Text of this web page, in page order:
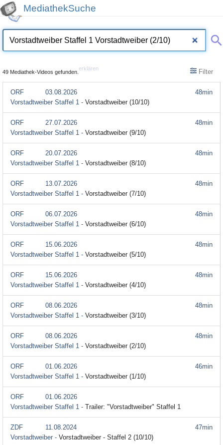
MediathekSuche
49 Mediathek-Videos gefunden.
erklären Filter
48min
ORF
03.08.2026
Vorstadtweiber Staffel 1 - Vorstadtweiber (10/10)
48min
ORF
27.07.2026
Vorstadtweiber Staffel 1 - Vorstadtweiber (9/10)
48min
ORF
20.07.2026
Vorstadtweiber Staffel 1 - Vorstadtweiber (8/10)
48min
ORF
13.07.2026
Vorstadtweiber Staffel 1 - Vorstadtweiber (7/10)
48min
ORF
06.07.2026
Vorstadtweiber Staffel 1 - Vorstadtweiber (6/10)
48min
ORF
15.06.2026
Vorstadtweiber Staffel 1 - Vorstadtweiber (5/10)
48min
ORF
15.06.2026
Vorstadtweiber Staffel 1 - Vorstadtweiber (4/10)
48min
ORF
08.06.2026
Vorstadtweiber Staffel 1 - Vorstadtweiber (3/10)
48min
ORF
08.06.2026
Vorstadtweiber Staffel 1 - Vorstadtweiber (2/10)
46min
ORF
01.06.2026
Vorstadtweiber Staffel 1 - Vorstadtweiber (1/10)
ORF
01.06.2026
Vorstadtweiber Staffel 1 - Trailer: "Vorstadtweiber" Staffel 1
47min
ZDF
11.08.2024
Vorstadtweiber - Vorstadtweiber - Staffel 2 (10/10)